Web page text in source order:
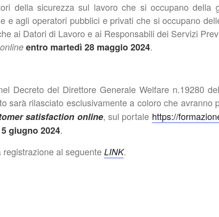
della sicurezza sul lavoro che si occupano della
e agli operatori pubblici e privati che si occupano
ai Datori di Lavoro e ai Responsabili dei Servizi
online entro martedì 28 maggio 2024.
Decreto del Direttore Generale Welfare n.19280
sarà rilasciato esclusivamente a coloro che
satisfaction online, sul portale https://
giugno 2024.
al seguenteLINK.